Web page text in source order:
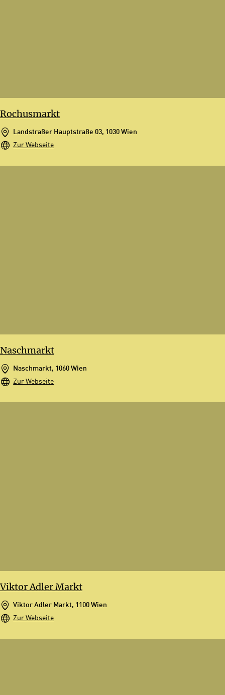
Rochusmarkt
Landstraßer Hauptstraße 03, 1030 Wien
Zur Webseite
Naschmarkt
Naschmarkt, 1060 Wien
Zur Webseite
Viktor Adler Markt
Viktor Adler Markt, 1100 Wien
Zur Webseite